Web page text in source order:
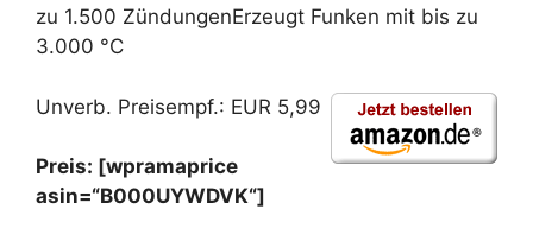
zu 1.500 ZündungenErzeugt Funken mit bis zu
3.000 °C
Unverb. Preisempf.: EUR 5,99
Preis: [wpramaprice
asin=“B000UYWDVK“]